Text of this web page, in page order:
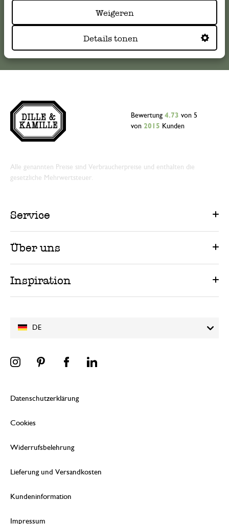
Weigeren
Details tonen
DE
Bewertung 4.73 von 5
von 2015 Kunden
Alle genannten Preise sind Verbraucherpreise und enthalten die
gesetzliche Mehrwertsteuer.
Service
Über uns
Inspiration
Datenschutzerklärung
Cookies
Widerrufsbelehrung
Lieferung und Versandkosten
Kundeninformation
Impressum